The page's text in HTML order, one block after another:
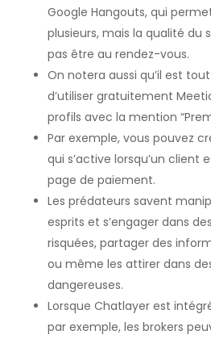
Google Hangouts, qui
plusieurs, mais la qualité du
pas être au rendez-vous.
On notera aussi qu’il est
d’utiliser gratuitement
profils avec la mention
Par exemple, vous pouvez
qui s’active lorsqu’un client
page de paiement.
Les prédateurs savent
esprits et s’engager dans
risquées, partager des
ou même les attirer dans
dangereuses.
Lorsque Chatlayer est
par exemple, les brokers